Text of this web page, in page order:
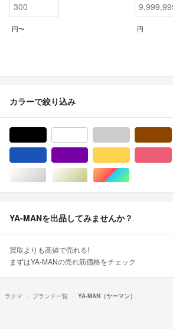
円〜 円
カラーで絞り込み
シルバー/銀色系ゴールド/金色系マルチカラー
YA-MANを出品してみませんか？
買取よりも高値で売れる!
まずはYA-MANの売れ筋価格をチェック
ラクマ ブランド一覧 YA-MAN（ヤーマン）